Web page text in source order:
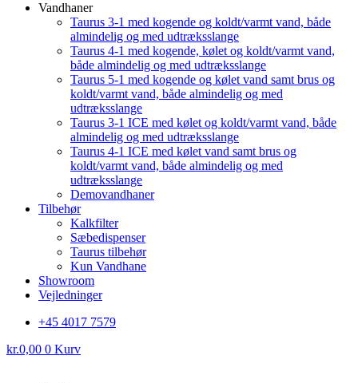
Vandhaner
Taurus 3-1 med kogende og koldt/varmt vand, både
almindelig og med udtræksslange
Taurus 4-1 med kogende, kølet og koldt/varmt vand,
både almindelig og med udtræksslange
Taurus 5-1 med kogende og kølet vand samt brus og
koldt/varmt vand, både almindelig og med
udtræksslange
Taurus 3-1 ICE med kølet og koldt/varmt vand, både
almindelig og med udtræksslange
Taurus 4-1 ICE med kølet vand samt brus og
koldt/varmt vand, både almindelig og med
udtræksslange
Demovandhaner
Tilbehør
Kalkfilter
Sæbedispenser
Taurus tilbehør
Kun Vandhane
Showroom
Vejledninger
+45 4017 7579
kr.0,00 0 Kurv